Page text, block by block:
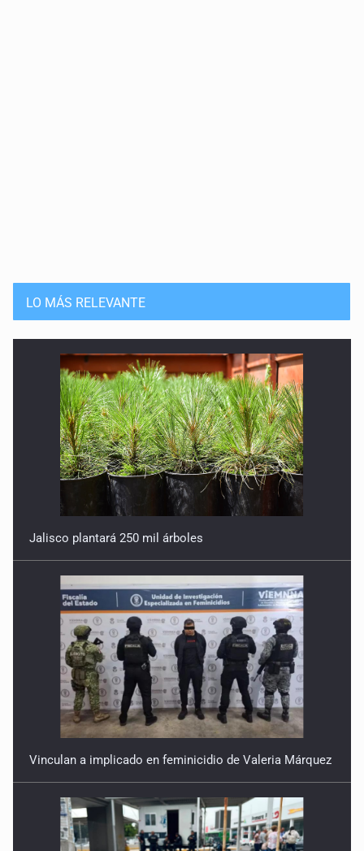
LO MÁS RELEVANTE
Jalisco plantará 250 mil árboles
Vinculan a implicado en feminicidio de Valeria Márquez